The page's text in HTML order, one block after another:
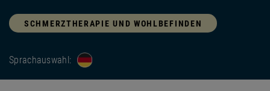
SCHMERZTHERAPIE UND WOHLBEFINDEN
Sprachauswahl: